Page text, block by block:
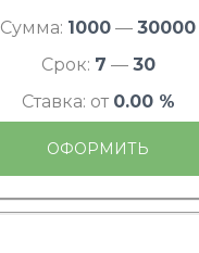
Сумма: 1000 — 30000
Срок: 7 — 30
Ставка: от 0.00 %
ОФОРМИТЬ